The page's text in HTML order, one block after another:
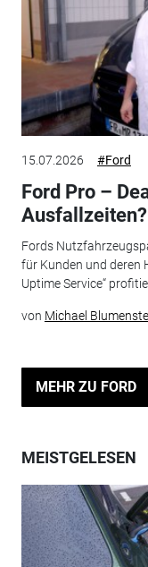
15.07.2026 #Ford
Ford Pro –
Fords
für Kunden und deren
Uptime Service“
von Michael
MEHR ZU FORD
MEISTGELESEN